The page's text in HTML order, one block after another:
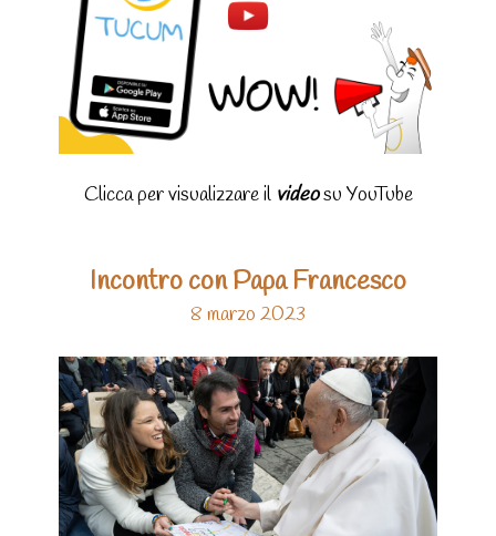
Clicca per visualizzare il videosu YouTube
Incontro con Papa Francesco
8 marzo 2023